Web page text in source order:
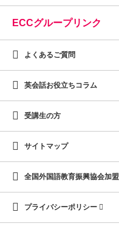
ECCグループリンク
よくあるご質問
英会話お役立ちコラム
受講生の方
サイトマップ
全国外国語教育振興協会加
プライバシーポリシー